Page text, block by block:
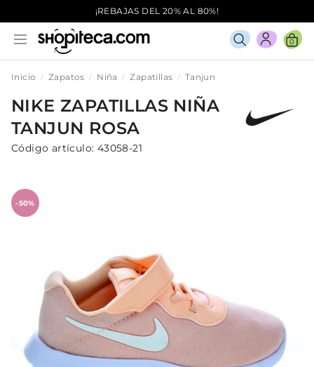
¡REBAJAS DEL 20% AL 80%!
0
Inicio Zapatos Niña Zapatillas Tanjun
NIKE ZAPATILLAS NIÑA
TANJUN ROSA
Código artículo: 43058-21
-50%